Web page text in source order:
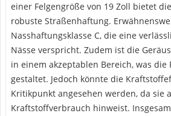
einer Felgengröße von 19 Zoll bietet
robuste Straßenhaftung.
Nasshaftungsklasse C, die eine
Nässe verspricht. Zudem ist die
in einem akzeptablen Bereich, was die
gestaltet. Jedoch könnte die
Kritikpunkt angesehen werden, da sie
Kraftstoffverbrauch hinweist.